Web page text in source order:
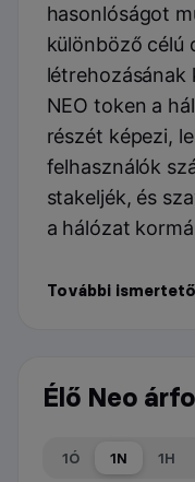
hasonlóságot
különböző célú
létrehozásának
NEO token a
részét képezi,
felhasználók
stakeljék, és
a hálózat
További
Élő Neo
1Ó 1N 1H